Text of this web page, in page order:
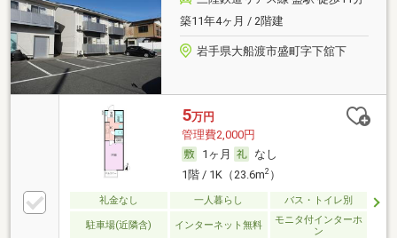
築11年4ヶ月 / 2階建
岩手県大船渡市盛町字下舘下
5万円
管理費2,000円
1ヶ月
なし
1階 / 1K（23.6m2）
礼金なし 一人暮らし バス・トイレ別
駐車場(近隣含) インターネット無料
モニタ付インターホ
ン